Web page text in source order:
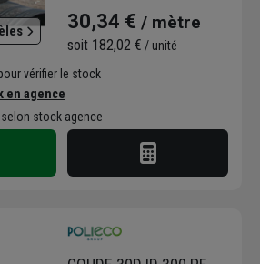
30,34 € / mètre
soit 182,02 € / unité
vérifier le stock
en agence
selon stock agence